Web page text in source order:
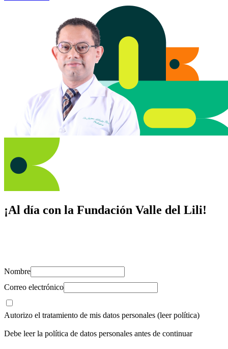
¡Al día con la Fundación Valle del Lili!
Nombre
Correo electrónico
Autorizo el tratamiento de mis datos personales (leer política)
Debe leer la política de datos personales antes de continuar